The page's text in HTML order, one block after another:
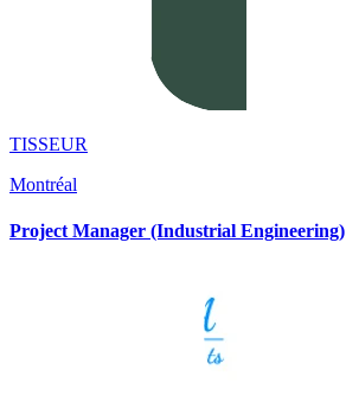
TISSEUR
Montréal
Project Manager (Industrial Engineering)